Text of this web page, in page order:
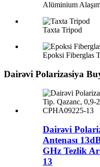
Alüminium
Taxta Tripod
Epoksi Fiberglas
Dairəvi Polarizasiya
Dairəvi
Antenası
GHz Tezlik
13